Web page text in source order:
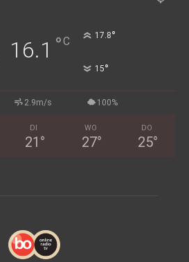
16.1 °C 17.8°
15°
2.9m/s 100%
DI
21 °
WO
27°
DO
25°